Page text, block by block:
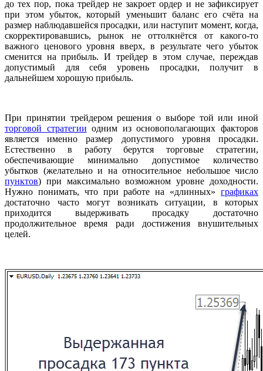
до тех пор, пока трейдер не закроет ордер и не зафиксирует
при этом убыток, который уменьшит баланс его счёта на
размер наблюдавшейся просадки, или наступит момент, когда,
скорректировавшись, рынок не оттолкнётся от какого-то
важного ценового уровня вверх, в результате чего убыток
сменится на прибыль. И трейдер в этом случае, переждав
допустимый для себя уровень просадки, получит в
дальнейшем хорошую прибыль.
При принятии трейдером решения о выборе той или иной
торговой стратегии одним из основополагающих факторов
является именно размер допустимого уровня просадки.
Естественно в работу берутся торговые стратегии,
обеспечивающие минимально допустимое количество
убытков (желательно и на относительное небольшое число
пунктов) при максимально возможном уровне доходности.
Нужно понимать, что при работе на «длинных» графиках
достаточно часто могут возникать ситуации, в которых
приходится выдерживать просадку достаточно
продолжительное время ради достижения внушительных
целей.